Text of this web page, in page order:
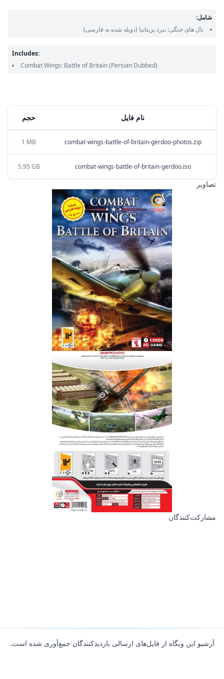
نام فایل حجم
combat-wings-battle-of-britain-gerdoo-photos.zip
1 MB
combat-wings-battle-of-britain-gerdoo.iso
5.95 GB
تصاویر
مشارکت‌کنندگان
شامل:
بال های جنگی: نبرد بریتانیا (دوبله شده به فارسی)
Includes:
Combat Wings: Battle of Britain(Persian Dubbed)
آرشیو این وبگاه از فایل‌های ارسالی بازدیدکنندگان جمع‌آوری شده است.